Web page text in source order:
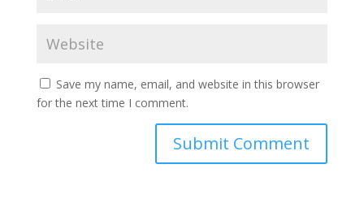
Save my name, email, and website in this browser
for the next time I comment.